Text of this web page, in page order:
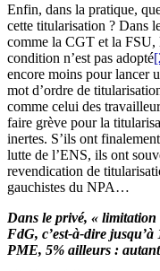
Enfin, dans la pratique,
cette titularisation ? Dans
comme la CGT et la FSU,
condition n’est pas adopté
encore moins pour lancer
mot d’ordre de
comme celui des
faire grève pour la
inertes. S’ils ont
lutte de l’ENS, ils ont
revendication de
gauchistes du NPA…
Dans le privé, « limitation
FdG, c’est-à-dire
PME, 5% ailleurs :